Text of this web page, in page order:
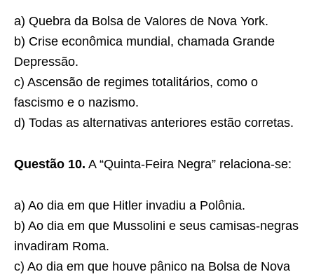
a) Quebra da Bolsa de Valores de Nova York.
b) Crise econômica mundial, chamada Grande
Depressão.
c) Ascensão de regimes totalitários, como o
fascismo e o nazismo.
d) Todas as alternativas anteriores estão corretas.
Questão 10. A “Quinta-Feira Negra” relaciona-se:
a) Ao dia em que Hitler invadiu a Polônia.
b) Ao dia em que Mussolini e seus camisas-negras
invadiram Roma.
c) Ao dia em que houve pânico na Bolsa de Nova